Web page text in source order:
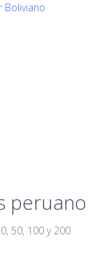
Boliviano
peruano
50, 100 y 200